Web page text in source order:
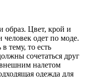
образ. Цвет, крой и
человек одет по моде.
тему, то есть
сочетаться друг
налетом
одежда для